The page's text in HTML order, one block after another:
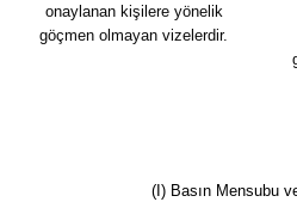
onaylanan kişilere yönelik
göçmen olmayan vizelerdir.
(I) Basın Mensubu